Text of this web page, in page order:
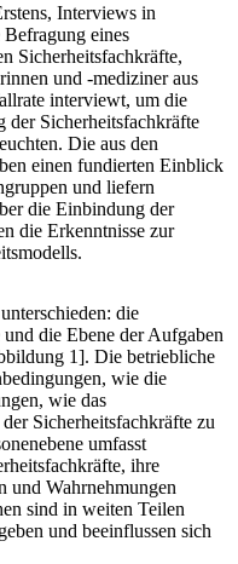
Interviews in
eines
Sicherheitsfachkräfte,
und -mediziner aus
interviewt, um die
Sicherheitsfachkräfte
Die aus den
einen fundierten Einblick
und liefern
die Einbindung der
die Erkenntnisse zur
die
die Ebene der Aufgaben
1]. Die betriebliche
wie die
wie das
Sicherheitsfachkräfte zu
umfasst
ihre
und Wahrnehmungen
sind in weiten Teilen
und beeinflussen sich